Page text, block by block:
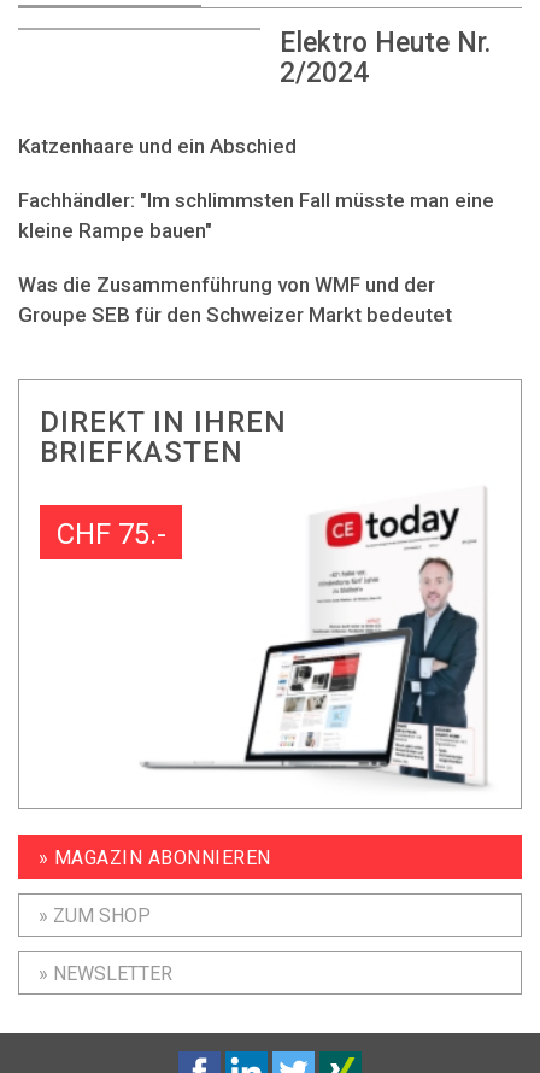
Elektro Heute Nr.
2/2024
Katzenhaare und ein Abschied
Fachhändler: "Im schlimmsten Fall müsste man eine
kleine Rampe bauen"
Was die Zusammenführung von WMF und der
Groupe SEB für den Schweizer Markt bedeutet
DIREKT IN IHREN
BRIEFKASTEN
CHF 75.-
» MAGAZIN ABONNIEREN
» ZUM SHOP
» NEWSLETTER